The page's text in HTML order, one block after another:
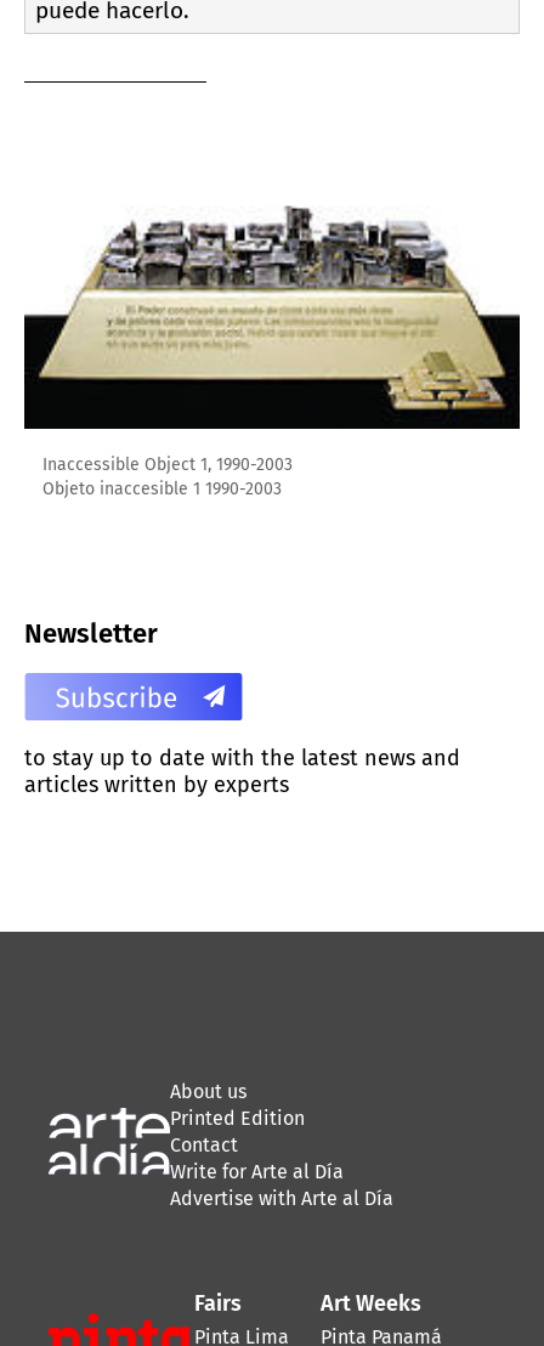
puede hacerlo.
Inaccessible Object 1, 1990-2003
Objeto inaccesible 1 1990-2003
Newsletter
to stay up to date with the latest news and
articles written by experts
About us
Printed Edition
Contact
Write for Arte al Día
Advertise with Arte al Día
Fairs
Pinta Lima
Art Weeks
Pinta Panamá